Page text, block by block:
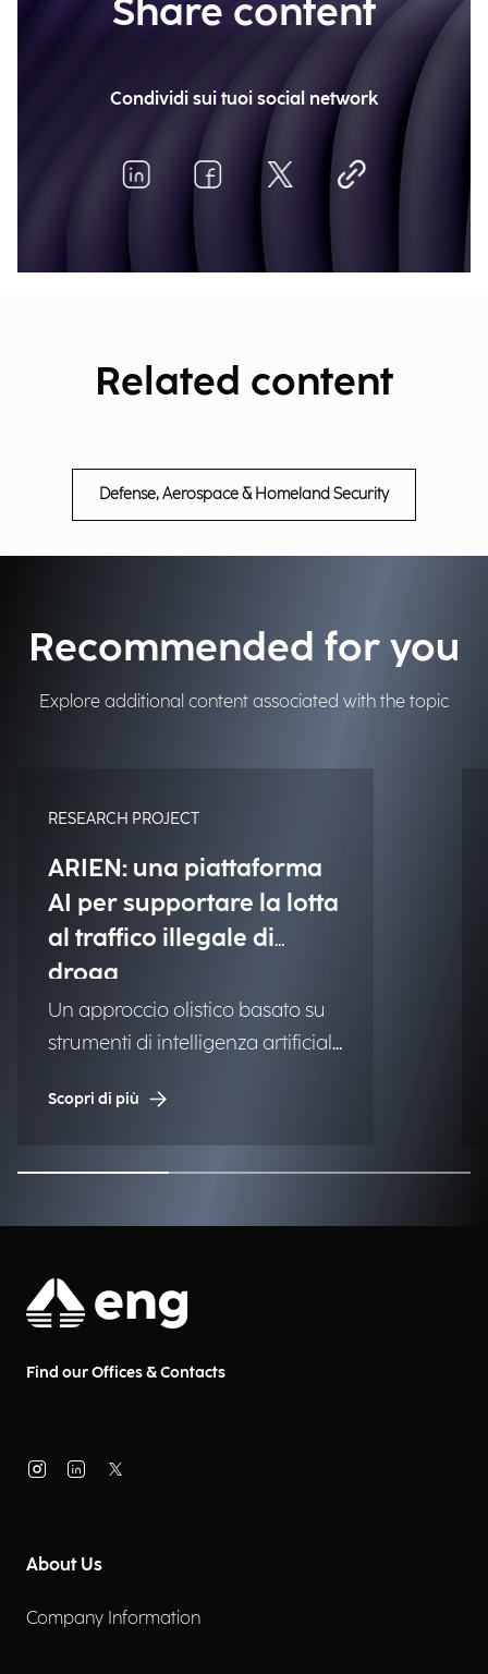
Share content
Condividi sui tuoi social network
Related content
Defense, Aerospace & Homeland Security
Recommended for you
Explore additional content associated with the topic
RESEARCH PROJECT
ARIEN: una piattaforma
AI per supportare la lotta
al traffico illegale di
droga
Un approccio olistico basato su
strumenti di intelligenza artificiale
produzione e traffico illegale di
Scopri di più
Find our Offices & Contacts
About Us
Company Information